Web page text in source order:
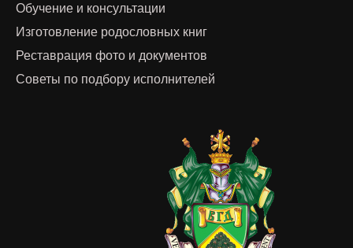
Обучение и консультации
Изготовление родословных книг
Реставрация фото и документов
Советы по подбору исполнителей